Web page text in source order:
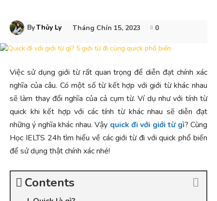
ByThủy Ly Tháng Chín 15, 2023 0
Việc sử dụng giới từ rất quan trọng để diễn đạt chính xác
nghĩa của câu. Có một số từ kết hợp với giới từ khác nhau
sẽ làm thay đổi nghĩa của cả cụm từ. Ví dụ như với tính từ
quick khi kết hợp với các tính từ khác nhau sẽ diễn đạt
những ý nghĩa khác nhau. Vậy quick đi với giới từ gì? Cùng
Học IELTS 24h tìm hiểu về các giới từ đi với quick phổ biến
để sử dụng thật chính xác nhé!
Contents